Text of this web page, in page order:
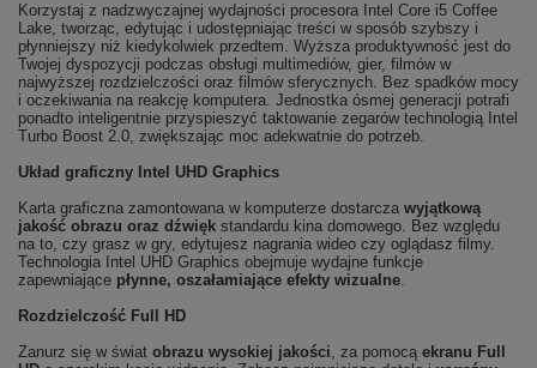
Korzystaj z nadzwyczajnej wydajności procesora Intel Core i5 Coffee
Lake, tworząc, edytując i udostępniając treści w sposób szybszy i
płynniejszy niż kiedykolwiek przedtem. Wyższa produktywność jest do
Twojej dyspozycji podczas obsługi multimediów, gier, filmów w
najwyższej rozdzielczości oraz filmów sferycznych. Bez spadków mocy
i oczekiwania na reakcję komputera. Jednostka ósmej generacji potrafi
ponadto inteligentnie przyspieszyć taktowanie zegarów technologią Intel
Turbo Boost 2.0, zwiększając moc adekwatnie do potrzeb.
Układ graficzny Intel UHD Graphics
Karta graficzna zamontowana w komputerze dostarcza wyjątkową
jakość obrazu oraz dźwięk standardu kina domowego. Bez względu
na to, czy grasz w gry, edytujesz nagrania wideo czy oglądasz filmy.
Technologia Intel UHD Graphics obejmuje wydajne funkcje
zapewniające płynne, oszałamiające efekty wizualne.
Rozdzielczość Full HD
Zanurz się w świat obrazu wysokiej jakości, za pomocą ekranu Full